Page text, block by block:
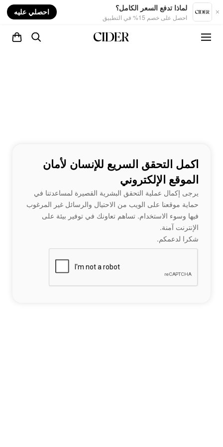
لماذا تدفع السعر الكامل؟
احصل على خصم 15% في التطبيق
احصلي عليه
اكمل التحقق السريع للإنسان لأمان
الموقع الإلكتروني
يرجى إكمال عملية التحقق البشرية القصيرة لمساعدتنا في
حماية موقعنا على الويب من الاحتيال والرسائل غير المرغوب
فيها وسوء الاستخدام. تساهم تعاونك في توفير بيئة على
الإنترنت آمنة.
شكرا لدعمكم.